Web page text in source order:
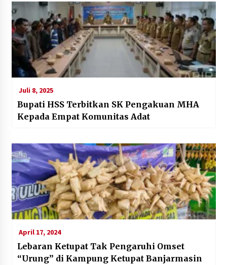
Juli 8, 2025
Bupati HSS Terbitkan SK Pengakuan MHA
Kepada Empat Komunitas Adat
April 17, 2024
Lebaran Ketupat Tak Pengaruhi Omset
“Urung” di Kampung Ketupat Banjarmasin